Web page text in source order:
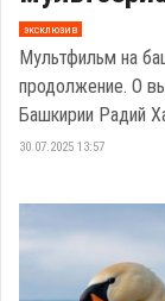
эксклюзив
Мультфильм на
продолжение. О
Башкирии Радий
30.07.2025 13:57